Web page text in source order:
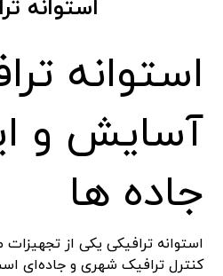
استوانه
استوانه
آسایش و
جاده ها
استوانه ترافیکی یکی از
کنترل ترافیک شهری و جاده‌ای